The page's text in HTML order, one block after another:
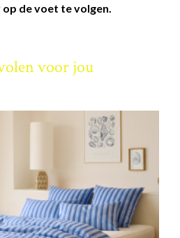
de voet te volgen.
voor jou